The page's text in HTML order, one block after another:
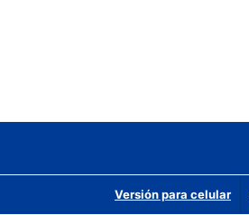
Versión para celular